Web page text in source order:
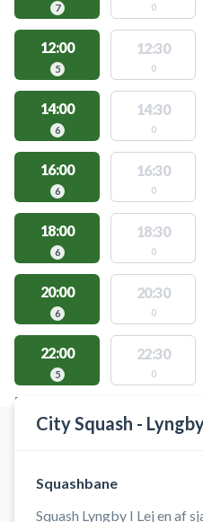
7 0
12:00
5
12:30
0
14:00
6
14:30
0
16:00
6
16:30
0
18:00
6
18:30
0
20:00
6
20:30
0
22:00
5
22:30
0
FACILITIES WITH AVAILABLE
City Squash -
Squashbane
Squash Lyngby I Lej en af